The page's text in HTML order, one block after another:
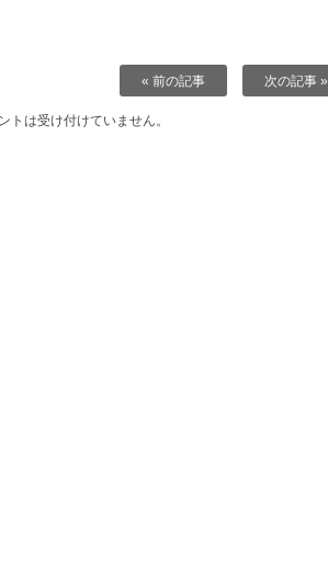
« 前の記事 次の記事 »
トは受け付けていません。